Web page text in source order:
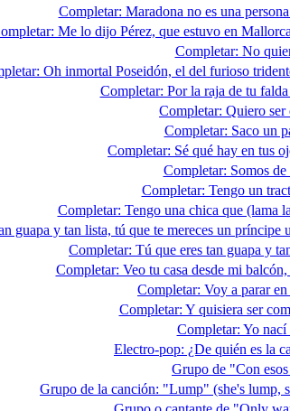
Completar: Maradona no es una
Me lo dijo Pérez, que estuvo en
Completar: No
Oh inmortal Poseidón, el del furioso
Completar: Por la raja de tu
Completar: Quiero ser
Completar: Saco un
Completar: Sé qué hay en tus
Completar: Somos de
Completar: Tengo un
Completar: Tengo una chica que (lama
guapa y tan lista, tú que te mereces un
Completar: Tú que eres tan guapa y
Completar: Veo tu casa desde mi
Completar: Voy a parar
Completar: Y quisiera ser
Completar: Yo nací
Electro-pop: ¿De quién es la
Grupo de "Con
Grupo de la canción: "Lump" (she's lump,